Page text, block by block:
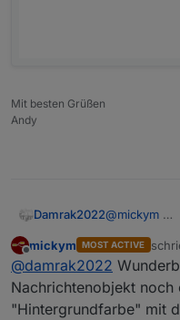
Mit besten Grüßen
Andy
Damrak2022@mickym
Offline
mickym MOST ACTIVE
@damrak2022
Nachrichtenobjekt noch
"Hintergrundfarbe" mit